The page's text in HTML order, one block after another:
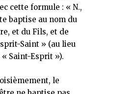
cette formule : « N.,
baptise au nom du
et du Fils, et de
Saint » (au lieu
« Saint-Esprit »).
le